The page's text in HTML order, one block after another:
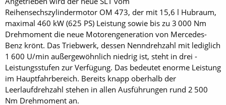
Reihensechszylindermotor OM 473, der mit 15,6 l Hubraum,
maximal 460 kW (625 PS) Leistung sowie bis zu 3 000 Nm
Drehmoment die neue Motorengeneration von Mercedes-
Benz krönt. Das Triebwerk, dessen Nenndrehzahl mit lediglich
1 600 U/min außergewöhnlich niedrig ist, steht in drei ­
Leistungsstufen zur Verfügung. Das bedeutet enorme Leistung
im Hauptfahrbereich. Bereits knapp oberhalb der
Leerlaufdrehzahl stehen in allen Ausführungen rund 2 500
Nm Drehmoment an.